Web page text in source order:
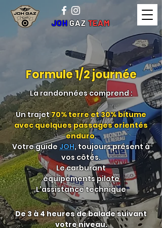
JOH GAZ TEAM
Formule 1/2 journée
La randonnées comprend :
Un trajet70% terre et 30% bitume
avec quelques passages orientés
enduro.
Votre guideJOH, toujours présent à
vos côtés.
Le carburant
équipementspilote
L'assistance technique
De 3 à 4 heures de balade suivant
votre niveau.